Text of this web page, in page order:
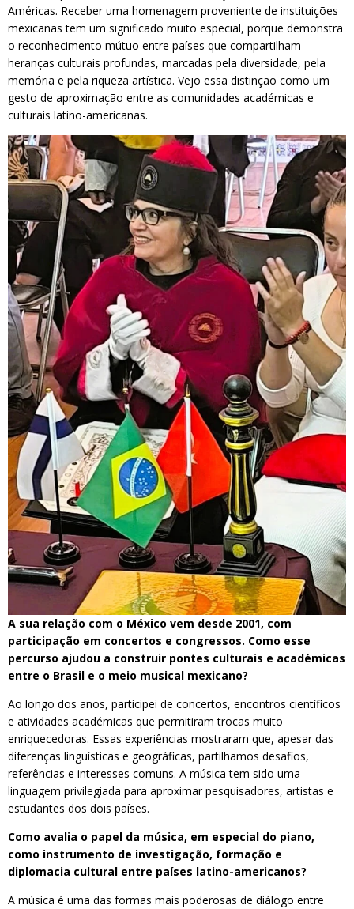
Américas. Receber uma homenagem proveniente de instituições
mexicanas tem um significado muito especial, porque demonstra
o reconhecimento mútuo entre países que compartilham
heranças culturais profundas, marcadas pela diversidade, pela
memória e pela riqueza artística. Vejo essa distinção como um
gesto de aproximação entre as comunidades académicas e
culturais latino-americanas.
A sua relação com o México vem desde 2001, com
participação em concertos e congressos. Como esse
percurso ajudou a construir pontes culturais e académicas
entre o Brasil e o meio musical mexicano?
Ao longo dos anos, participei de concertos, encontros científicos
e atividades académicas que permitiram trocas muito
enriquecedoras. Essas experiências mostraram que, apesar das
diferenças linguísticas e geográficas, partilhamos desafios,
referências e interesses comuns. A música tem sido uma
linguagem privilegiada para aproximar pesquisadores, artistas e
estudantes dos dois países.
Como avalia o papel da música, em especial do piano,
como instrumento de investigação, formação e
diplomacia cultural entre países latino-americanos?
A música é uma das formas mais poderosas de diálogo entre